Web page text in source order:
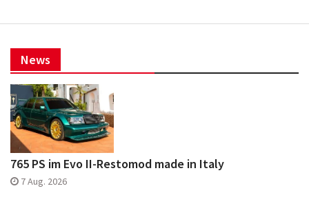
News
765 PS im Evo II-Restomod made in Italy
7 Aug. 2026